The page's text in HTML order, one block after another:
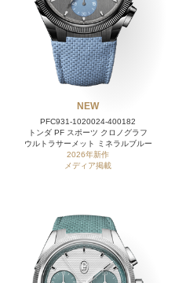
NEW
PFC931-1020024-400182
トンダ PF スポーツ クロノグラフ
ウルトラサーメット ミネラルブルー
2026年新作
メディア掲載